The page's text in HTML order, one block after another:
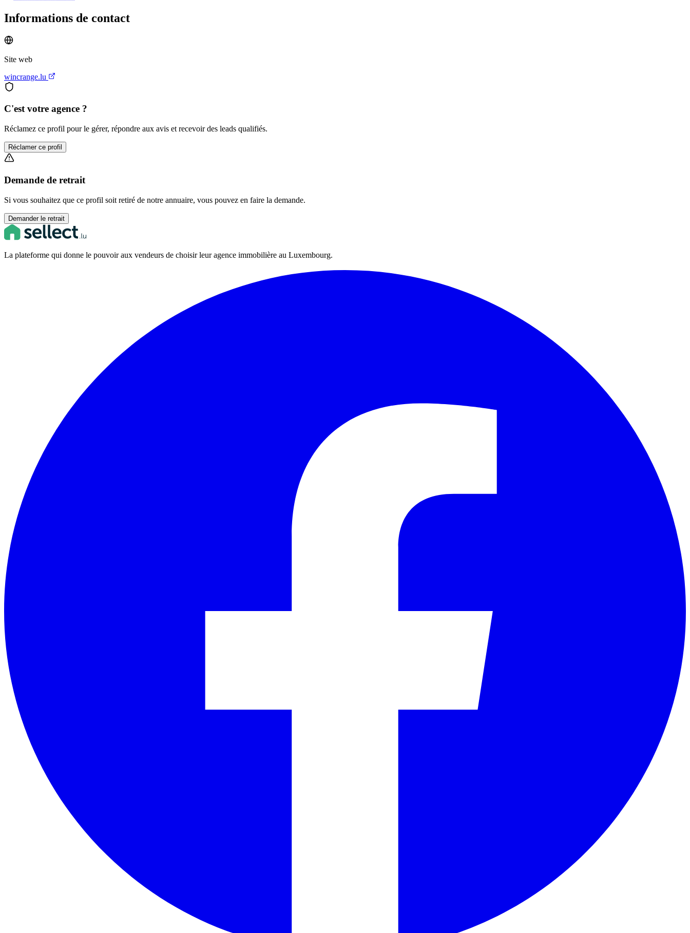
Informations de contact
Site web
wincrange.lu
C'est votre agence ?
Réclamez ce profil pour le gérer, répondre aux avis et recevoir des leads qualifiés.
Réclamer ce profil
Demande de retrait
Si vous souhaitez que ce profil soit retiré de notre annuaire, vous pouvez en faire la demande.
Demander le retrait
La plateforme qui donne le pouvoir aux vendeurs de choisir leur agence immobilière au Luxembourg.